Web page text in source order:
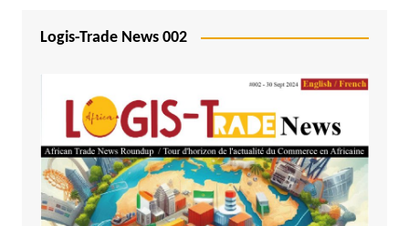
Logis-Trade News 002